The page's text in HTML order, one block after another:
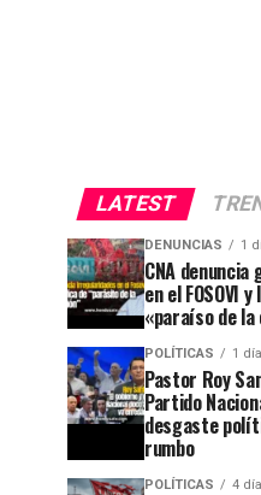
LATEST
DENUNCIAS 1
CNA
en el FOSOVI
«paraíso de
POLÍTICAS 1
Pastor Roy
Partido
desgaste
rumbo
POLÍTICAS 4